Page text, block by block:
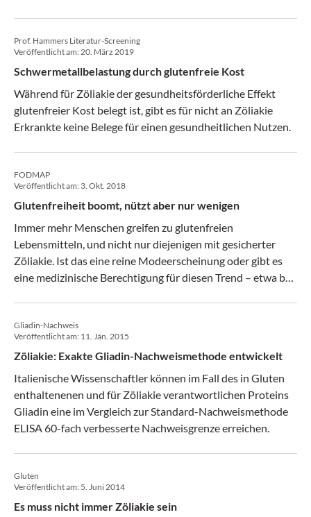
herausgegeben.
Prof. Hammers Literatur-Screening
Veröffentlicht am:20. März 2019
Schwermetallbelastung durch glutenfreie Kost
Während für Zöliakie der gesundheitsförderliche Effekt
glutenfreier Kost belegt ist, gibt es für nicht an Zöliakie
Erkrankte keine Belege für einen gesundheitlichen Nutzen.
FODMAP
Veröffentlicht am: 3. Okt. 2018
Glutenfreiheit boomt, nützt aber nur wenigen
Immer mehr Menschen greifen zu glutenfreien
Lebensmitteln, und nicht nur diejenigen mit gesicherter
Zöliakie. Ist das eine reine Modeerscheinung oder gibt es
eine medizinische Berechtigung für diesen Trend – etwa bei
Gliadin-Nachweis
Veröffentlicht am: 11. Jän. 2015
Zöliakie: Exakte Gliadin-Nachweismethode entwickelt
Italienische Wissenschaftler können im Fall des in Gluten
enthaltenenen und für Zöliakie verantwortlichen Proteins
Gliadin eine im Vergleich zur Standard-Nachweismethode
ELISA 60-fach verbesserte Nachweisgrenze erreichen.
Gluten
Veröffentlicht am: 5. Juni 2014
Es muss nicht immer Zöliakie sein